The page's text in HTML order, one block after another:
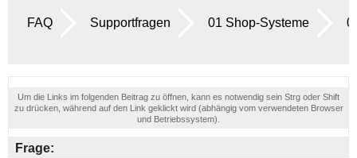
FAQ Supportfragen 01 Shop-Systeme
Um die Links im folgenden Beitrag zu öffnen, kann es notwendig sein Strg oder Shift
zu drücken, während auf den Link geklickt wird (abhängig vom verwendeten Browser
und Betriebssystem).
Frage: